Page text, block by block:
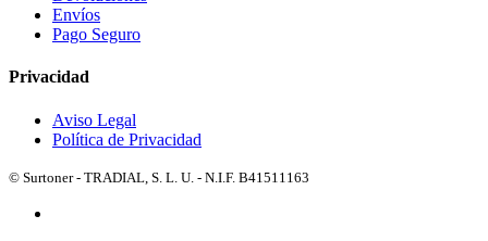
Envíos
Pago Seguro
Privacidad
Aviso Legal
Política de Privacidad
© Surtoner - TRADIAL, S. L. U. - N.I.F. B41511163